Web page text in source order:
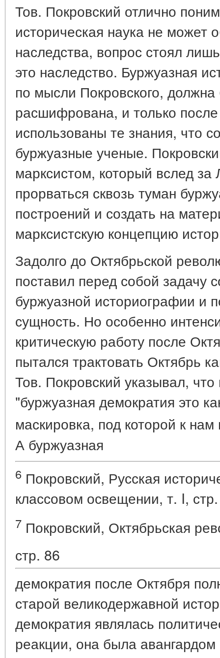
Тов. Покровский отлично
историческая наука не может
наследства, вопрос стоял
это наследство. Буржуазная
по мысли Покровского,
расшифрована, и только
использованы те знания, что
буржуазные ученые.
марксистом, который вслед
прорваться сквозь туман
построений и создать на
марксистскую концепцию
Задолго до Октябрьской
поставил перед собой задачу
буржуазной историографии и
сущность. Но особенно
критическую работу после
пытался трактовать Октябрь
Тов. Покровский указывал,
"буржуазная демократия это
маскировка, под которой к
А буржуазная
6 Покровский, Русская
классовом освещении, т. I,
7 Покровский, Октябрьская
стр. 86
демократия после Октября
старой великодержавной
демократия являлась
реакции, она была